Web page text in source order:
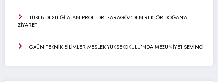
TÜSEB DESTEĞİ ALAN PROF. DR. KARAGÖZ’DEN REKTÖR DOĞAN’A
ZİYARET
GAÜN TEKNİK BİLİMLER MESLEK YÜKSEKOKULU’NDA MEZUNİYET SEVİNCİ